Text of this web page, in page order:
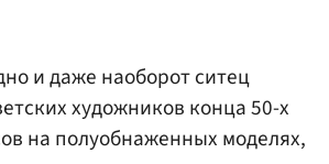
и даже наоборот ситец
художников конца 50-х
на полуобнаженных моделях,